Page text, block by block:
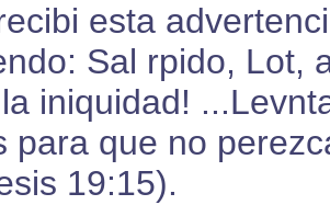
esta
Sal rpido, Lot,
iniquidad!
para que no
19:15).